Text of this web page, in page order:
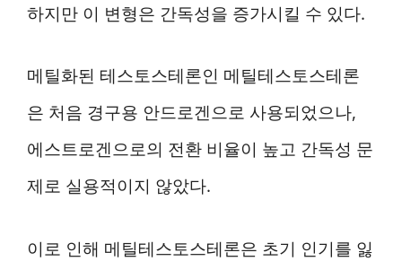
하지만 이 변형은 간독성을 증가시킬 수 있다.
메틸화된 테스토스테론인 메틸테스토스테론
은 처음 경구용 안드로겐으로 사용되었으나,
에스트로겐으로의 전환 비율이 높고 간독성 문
제로 실용적이지 않았다.
이로 인해 메틸테스토스테론은 초기 인기를 잃